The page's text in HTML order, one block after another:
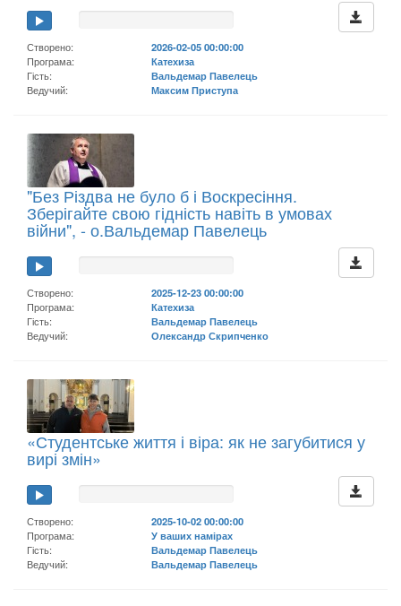
Створено:
2026-02-05 00:00:00
Програма:
Катехиза
Гість:
Вальдемар Павелець
Ведучий:
Максим Приступа
"Без Різдва не було б і Воскресіння.
Зберігайте свою гідність навіть в умовах
війни", - о.Вальдемар Павелець
Створено:
2025-12-23 00:00:00
Програма:
Катехиза
Гість:
Вальдемар Павелець
Ведучий:
Олександр Скрипченко
«Студентське життя і віра: як не загубитися у
вирі змін»
Створено:
2025-10-02 00:00:00
Програма:
У ваших намірах
Гість:
Вальдемар Павелець
Ведучий:
Вальдемар Павелець